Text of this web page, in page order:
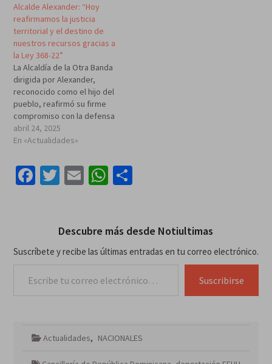
Alcalde Alexander: “Hoy
reafirmamos la justicia
territorial y el destino de
nuestros recursos gracias a
la Ley 368-22”
La Alcaldía de la Otra Banda
dirigida por Alexander,
reconocido como el hijo del
pueblo, reafirmó su firme
compromiso con la defensa
de la seguridad jurídica y la
autonomía de los distritos
hito sin precedentes: los
recursos generados en el
territorio de La Otra Banda
abril 24, 2025
En «Actualidades»
Facebook
Twitter
EmailWhatsApp
Compartir
Descubre más desde Notiultimas
Suscríbete y recibe las últimas entradas en tu correo electrónico.
Suscribirse
Actualidades, NACIONALES